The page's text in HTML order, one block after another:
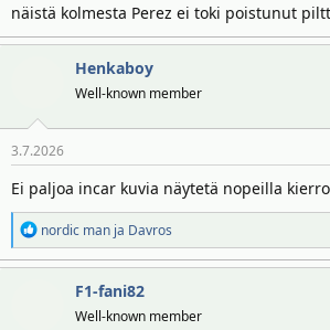
näistä kolmesta Perez ei toki poistunut
Henkaboy
Well-known member
3.7.2026
Ei paljoa incar kuvia näytetä nopeilla
R
e
a
nordic man ja Davros
F1-fani82
Well-known member